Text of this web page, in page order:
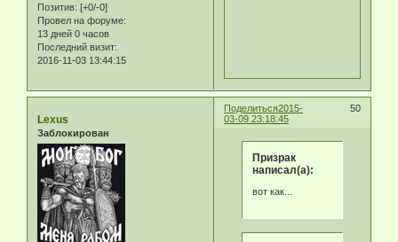
Позитив: [+0/-0]
Провел на форуме:
13 дней 0 часов
Последний визит:
2016-11-03 13:44:15
Поделиться 50
2015-
03-09 23:18:45
Lexus
Заблокирован
Призрак
написал(а):
вот как...